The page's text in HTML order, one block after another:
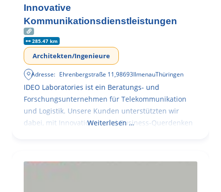
Innovative
Kommunikationsdienstleistungen
285.47 km
Architekten/Ingenieure
Adresse: Ehrenbergstraße 11,98693IlmenauThüringen
IDEO Laboratories ist ein Beratungs- und
Forschungsunternehmen für Telekommunikation
und Logistik. Unsere Kunden unterstützten wir
dabei, mit Innovationen und Business-Querdenken
Weiterlesen …